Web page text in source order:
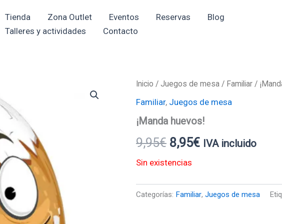
Tienda Zona Outlet Eventos Reservas
Blog
Talleres y actividades
Contacto
Inicio / Juegos de mesa / Familiar /
Familiar, Juegos de mesa
¡Manda huevos!
9,95€
El
precio
original
era:
8,95€
El
precio
actual
es:
IVA incluido
Sin existencias
Categorías: Familiar, Juegos de mesa